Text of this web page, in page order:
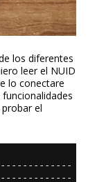
los diferentes
leer el NUID
lo conectare
el